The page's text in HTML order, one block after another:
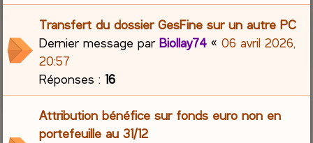
Transfert du dossier GesFine sur un autre PC
Dernier message parBiollay74 «06 avril 2026,
20:57
Réponses :16
Attribution bénéfice sur fonds euro non en
portefeuille au 31/12